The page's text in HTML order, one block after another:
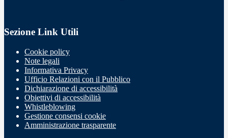
Sezione Link Utili
Cookie policy
Note legali
Informativa Privacy
Ufficio Relazioni con il Pubblico
Dichiarazione di accessibilità
Obiettivi di accessibilità
Whistleblowing
Gestione consensi cookie
Amministrazione trasparente